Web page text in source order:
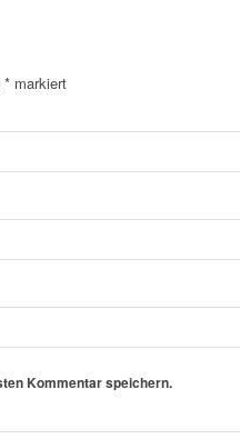
* markiert
Kommentar speichern.